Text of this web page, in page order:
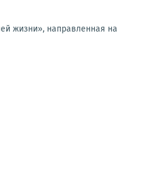
жизни», направленная на